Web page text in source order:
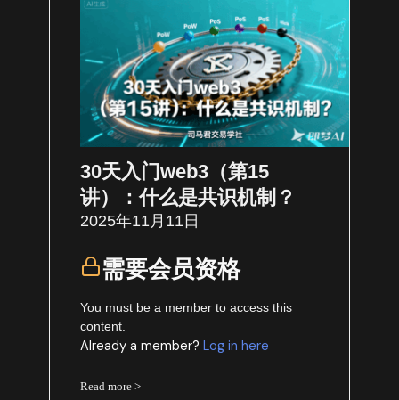
30天入门web3（第15
讲）：什么是共识机制？
2025年11月11日
需要会员资格
You must be a member to access this
content.
Already a member?Log in here
Read more >